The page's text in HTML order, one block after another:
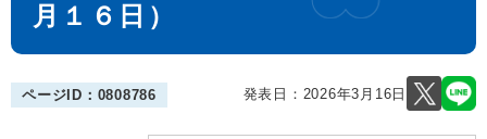
月１６日）
ページID：0808786 発表日： 2026年3月16日